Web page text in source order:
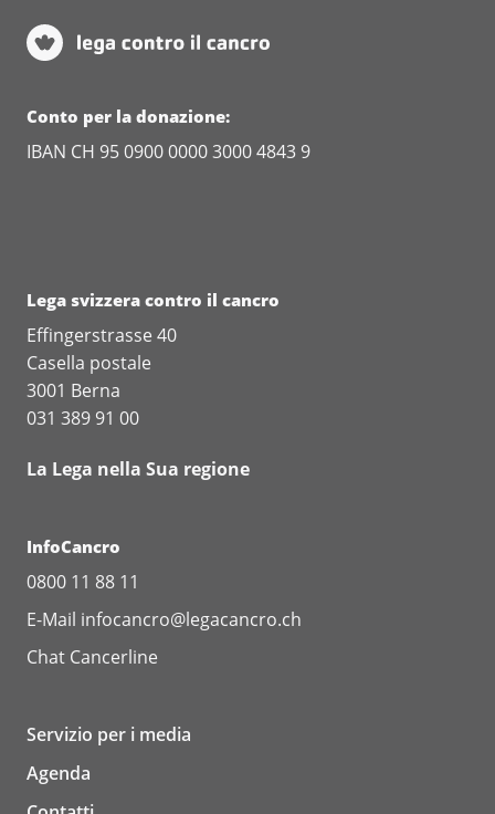
Conto per la donazione:
IBAN CH 95 0900 0000 3000 4843 9
Lega svizzera contro il cancro
Effingerstrasse 40
Casella postale
3001 Berna
031 389 91 00
La Lega nella Sua regione
InfoCancro
0800 11 88 11
E-Mail infocancro@legacancro.ch
Chat Cancerline
Servizio per i media
Agenda